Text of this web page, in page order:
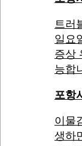
트러
일요
증상
능합
포항
이물
생하